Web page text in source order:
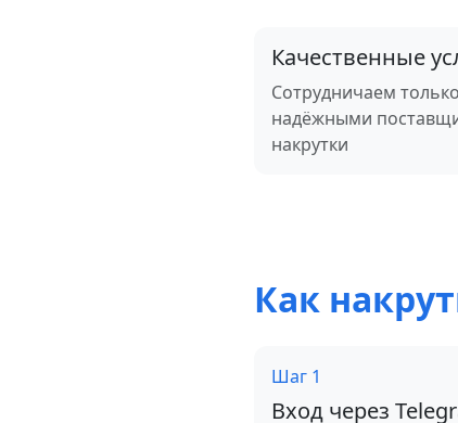
Качественные
Сотрудничаем
надёжными
накрутки
Как
Шаг 1
Вход через